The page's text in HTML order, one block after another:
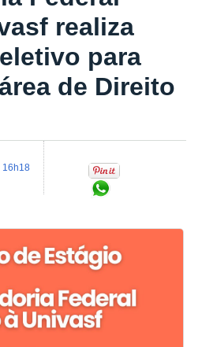
realiza
para
de Direito
16h18